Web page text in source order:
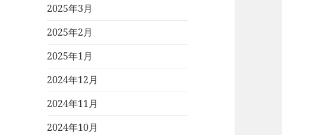
2025年3月
2025年2月
2025年1月
2024年12月
2024年11月
2024年10月